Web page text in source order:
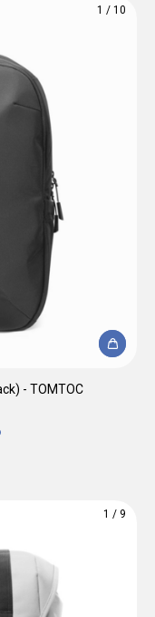
1 / 10
- TOMTOC
1 / 9